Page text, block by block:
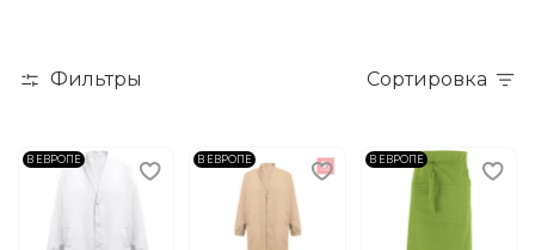
Фильтры Сортировка
В ЕВРОПЕ В ЕВРОПЕ В ЕВРОПЕ